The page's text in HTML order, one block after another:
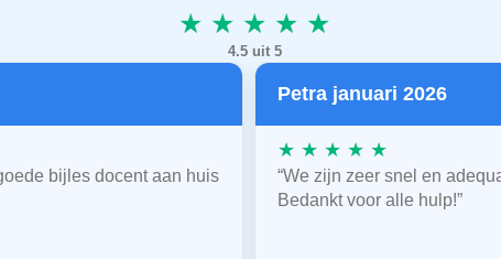
★ ★ ★ ★ ★
4.5 uit 5
bijles docent aan huis
Petra januari 2026
★ ★ ★ ★ ★
“We zijn zeer snel en
Bedankt voor alle hulp!”